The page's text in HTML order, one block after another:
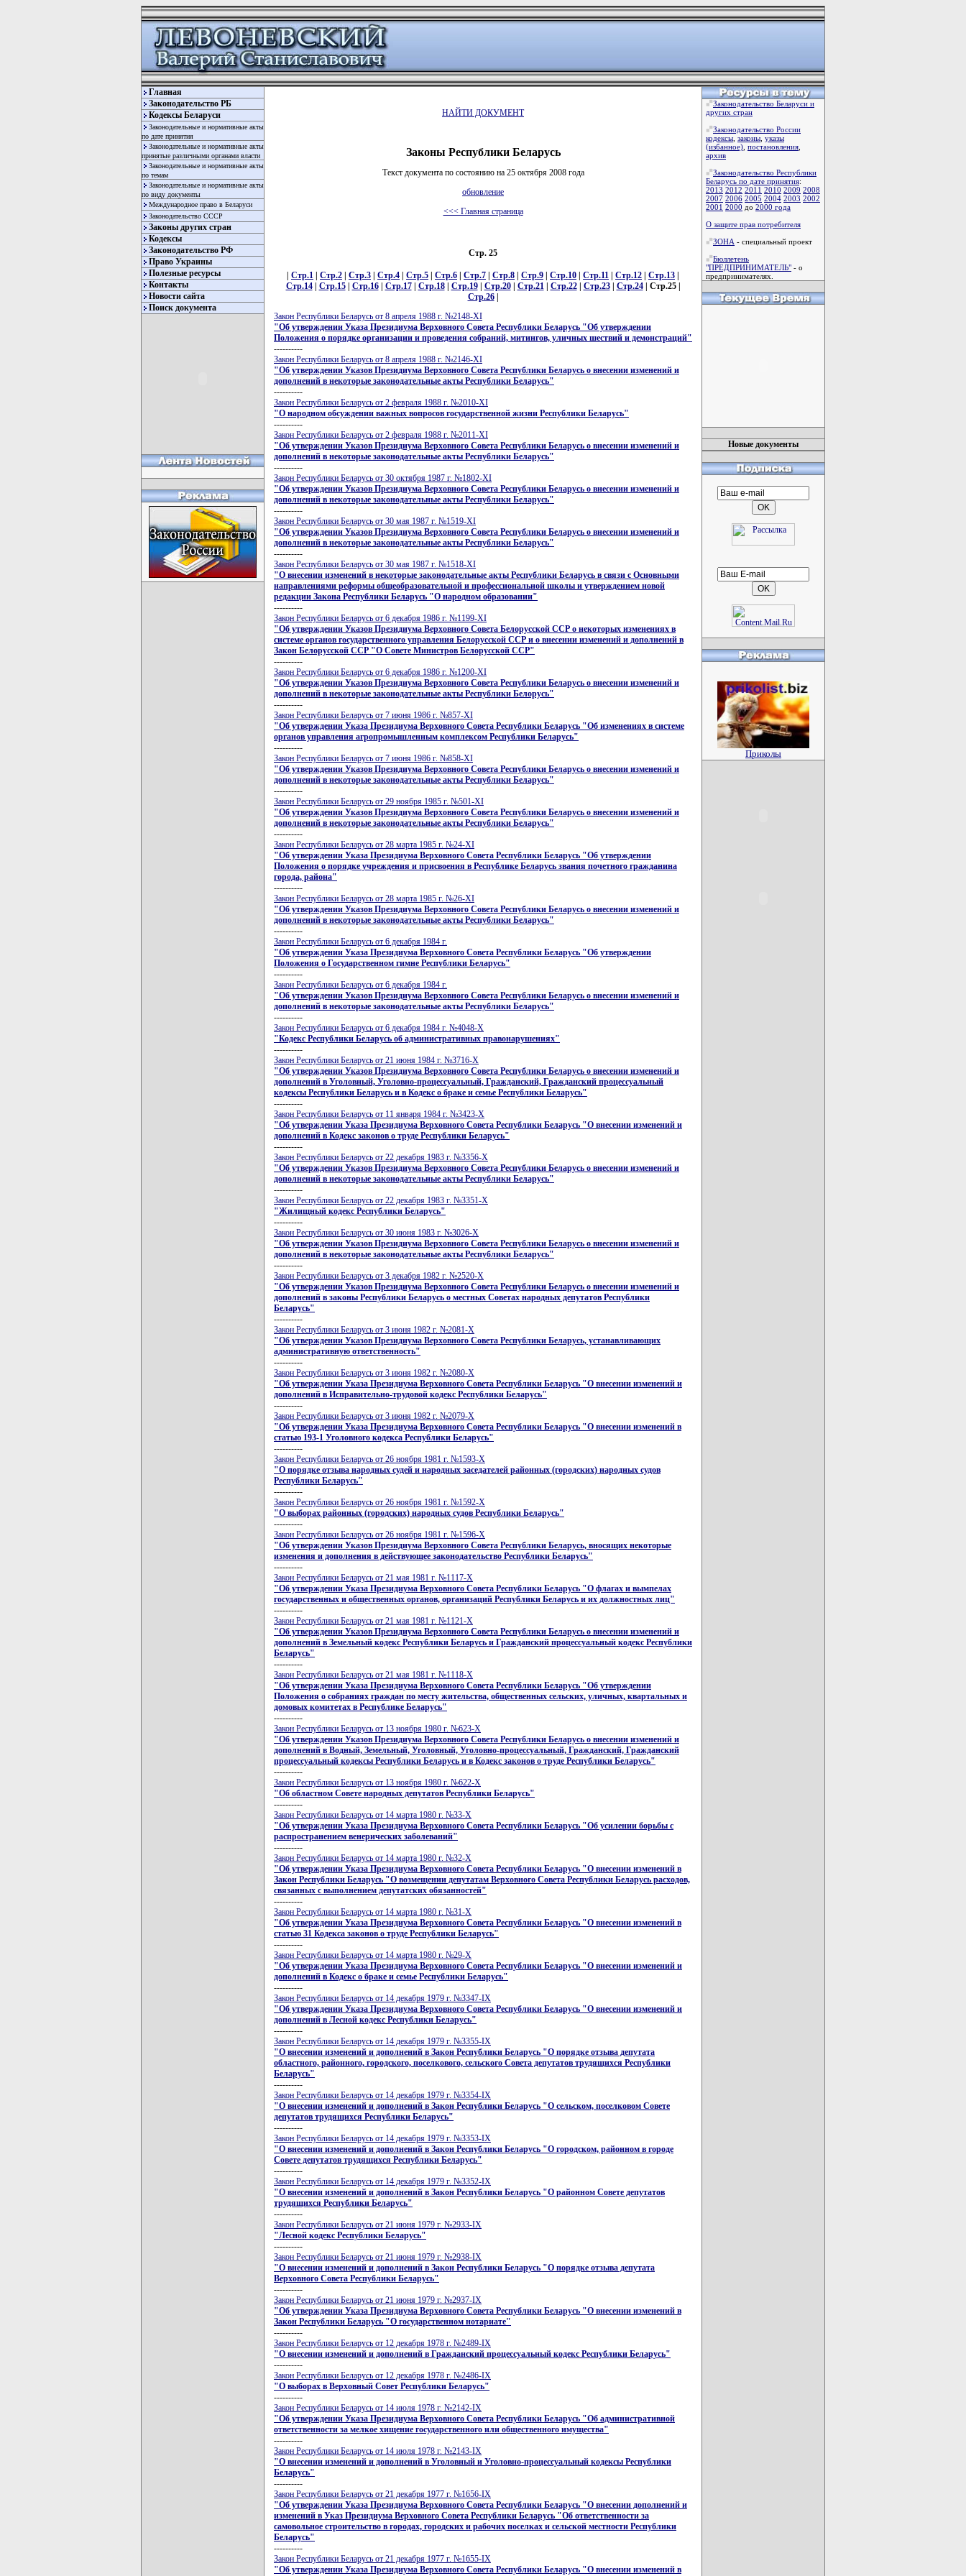
Главная
Законодательство РБ
Кодексы Беларуси
Законодательные и нормативные акты
по дате принятия
Законодательные и нормативные акты
принятые различными органами власти
Законодательные и нормативные акты
по темам
Законодательные и нормативные акты
по виду документы
Международное право в Беларуси
Законодательство СССР
Законы других стран
Кодексы
Законодательство РФ
Право Украины
Полезные ресурсы
Контакты
Новости сайта
Поиск документа
НАЙТИ ДОКУМЕНТ
Законы Республики Беларусь
Текст документа по состоянию на 25 октября 2008 года
обновление
<<< Главная страница
Стр. 25
| Стр.1 | Стр.2 | Стр.3 | Стр.4 | Стр.5 | Стр.6 | Стр.7 | Стр.8 | Стр.9 | Стр.10 | Стр.11 | Стр.12 | Стр.13 |
Стр.14| Стр.15| Стр.16| Стр.17| Стр.18| Стр.19| Стр.20| Стр.21 | Стр.22| Стр.23| Стр.24| Стр.25 |
Стр.26|
Закон Республики Беларусь от 8 апреля 1988 г. №2148-XI
"Об утверждении Указa Президиума Верховного Совета Республики Беларусь "Об утверждении
Положения о порядке организации и проведения собраний, митингов, уличных шествий и демонстраций"
----------
Закон Республики Беларусь от 8 апреля 1988 г. №2146-XI
"Об утверждении Указов Президиума Верховного Совета Республики Беларусь о внесении изменений и
дополнений в некоторые законодательные акты Республики Беларусь"
----------
Закон Республики Беларусь от 2 февраля 1988 г. №2010-XI
"О народном обсуждении важных вопросов государственной жизни Республики Беларусь"
----------
Закон Республики Беларусь от 2 февраля 1988 г. №2011-XI
"Об утверждении Указов Президиума Верховного Совета Республики Беларусь о внесении изменений и
дополнений в некоторые законодательные акты Республики Беларусь"
----------
Закон Республики Беларусь от 30 октября 1987 г. №1802-XI
"Об утверждении Указов Президиума Верховного Совета Республики Беларусь о внесении изменений и
дополнений в некоторые законодательные акты Республики Беларусь"
----------
Закон Республики Беларусь от 30 мая 1987 г. №1519-XI
"Об утверждении Указов Президиума Верховного Совета Республики Беларусь о внесении изменений и
дополнений в некоторые законодательные акты Республики Беларусь"
----------
Закон Республики Беларусь от 30 мая 1987 г. №1518-XI
"О внесении изменений в некоторые законодательные акты Республики Беларусь в связи с Основными
направлениями реформы общеобразовательной и профессиональной школы и утверждением новой
редакции Закона Республики Беларусь "О народном образовании"
----------
Закон Республики Беларусь от 6 декабря 1986 г. №1199-XI
"Об утверждении Указов Президиума Верховного Совета Белорусской ССР о некоторых изменениях в
системе органов государственного управления Белорусской ССР и о внесении изменений и дополнений в
Закон Белорусской ССР "О Совете Министров Белорусской ССР"
----------
Закон Республики Беларусь от 6 декабря 1986 г. №1200-XI
"Об утверждении Указов Президиума Верховного Совета Республики Беларусь о внесении изменений и
дополнений в некоторые законодательные акты Республики Белорусь"
----------
Закон Республики Беларусь от 7 июня 1986 г. №857-XI
"Об утверждении Указа Президиума Верховного Совета Республики Беларусь "Об изменениях в системе
органов управления агропромышленным комплексом Республики Беларусь"
----------
Закон Республики Беларусь от 7 июня 1986 г. №858-XI
"Об утверждении Указов Президиума Верховного Совета Республики Беларусь о внесении изменений и
дополнений в некоторые законодательные акты Республики Беларусь"
----------
Закон Республики Беларусь от 29 ноября 1985 г. №501-XI
"Об утверждении Указов Президиума Верховного Совета Республики Беларусь о внесении изменений и
дополнений в некоторые законодательные акты Республики Беларусь"
----------
Закон Республики Беларусь от 28 марта 1985 г. №24-XI
"Об утверждении Указа Президиума Верховного Совета Республики Беларусь "Об утверждении
Положения о порядке учреждения и присвоения в Республике Беларусь звания почетного гражданина
города, района"
----------
Закон Республики Беларусь от 28 марта 1985 г. №26-XI
"Об утверждении Указов Президиума Верховного Совета Республики Беларусь о внесении изменений и
дополнений в некоторые законодательные акты Республики Беларусь"
----------
Закон Республики Беларусь от 6 декабря 1984 г.
"Об утверждении Указа Президиума Верховного Совета Республики Беларусь "Об утверждении
Положения о Государственном гимне Республики Беларусь"
----------
Закон Республики Беларусь от 6 декабря 1984 г.
"Об утверждении Указов Президиума Верховного Совета Республики Беларусь о внесении изменений и
дополнений в некоторые законодательные акты Республики Беларусь"
----------
Закон Республики Беларусь от 6 декабря 1984 г. №4048-X
"Кодекс Республики Беларусь об административных правонарушениях"
----------
Закон Республики Беларусь от 21 июня 1984 г. №3716-X
"Об утверждении Указов Президиума Верховного Совета Республики Беларусь о внесении изменений и
дополнений в Уголовный, Уголовно-процессуальный, Гражданский, Гражданский процессуальный
кодексы Республики Беларусь и в Кодекс о браке и семье Республики Беларусь"
----------
Закон Республики Беларусь от 11 января 1984 г. №3423-X
"Об утверждении Указа Президиума Верховного Совета Республики Беларусь "О внесении изменений и
дополнений в Кодекс законов о труде Республики Беларусь"
----------
Закон Республики Беларусь от 22 декабря 1983 г. №3356-X
"Об утверждении Указов Президиума Верховного Совета Республики Беларусь о внесении изменений и
дополнений в некоторые законодательные акты Республики Беларусь"
----------
Закон Республики Беларусь от 22 декабря 1983 г. №3351-X
"Жилищный кодекс Республики Беларусь"
----------
Закон Республики Беларусь от 30 июня 1983 г. №3026-X
"Об утверждении Указов Президиума Верховного Совета Республики Беларусь о внесении изменений и
дополнений в некоторые законодательные акты Республики Беларусь"
----------
Закон Республики Беларусь от 3 декабря 1982 г. №2520-X
"Об утверждении Указов Президиума Верховного Совета Республики Беларусь о внесении изменений и
дополнений в законы Республики Беларусь о местных Советах народных депутатов Республики
Беларусь"
----------
Закон Республики Беларусь от 3 июня 1982 г. №2081-X
"Об утверждении Указов Президиума Верховного Совета Республики Беларусь, устанавливающих
административную ответственность"
----------
Закон Республики Беларусь от 3 июня 1982 г. №2080-X
"Об утверждении Указа Президиума Верховного Совета Республики Беларусь "О внесении изменений и
дополнений в Исправительно-трудовой кодекс Республики Беларусь"
----------
Закон Республики Беларусь от 3 июня 1982 г. №2079-X
"Об утверждении Указа Президиума Верховного Совета Республики Беларусь "О внесении изменений в
статью 193-1 Уголовного кодекса Республики Беларусь"
----------
Закон Республики Беларусь от 26 ноября 1981 г. №1593-X
"О порядке отзыва народных судей и народных заседателей районных (городских) народных судов
Республики Беларусь"
----------
Закон Республики Беларусь от 26 ноября 1981 г. №1592-X
"О выборах районных (городских) народных судов Республики Беларусь"
----------
Закон Республики Беларусь от 26 ноября 1981 г. №1596-X
"Об утверждении Указов Президиума Верховного Совета Республики Беларусь, вносящих некоторые
изменения и дополнения в действующее законодательство Республики Беларусь"
----------
Закон Республики Беларусь от 21 мая 1981 г. №1117-X
"Об утверждении Указа Президиума Верховного Совета Республики Беларусь "О флагах и вымпелах
государственных и общественных органов, организаций Республики Беларусь и их должностных лиц"
----------
Закон Республики Беларусь от 21 мая 1981 г. №1121-X
"Об утверждении Указов Президиума Верховного Совета Республики Беларусь о внесении изменений и
дополнений в Земельный кодекс Республики Беларусь и Гражданский процессуальный кодекс Республики
Беларусь"
----------
Закон Республики Беларусь от 21 мая 1981 г. №1118-X
"Об утверждении Указа Президиума Верховного Совета Республики Беларусь "Об утверждении
Положения о собраниях граждан по месту жительства, общественных сельских, уличных, квартальных и
домовых комитетах в Республике Беларусь"
----------
Закон Республики Беларусь от 13 ноября 1980 г. №623-X
"Об утверждении Указов Президиума Верховного Совета Республики Беларусь о внесении изменений и
дополнений в Водный, Земельный, Уголовный, Уголовно-процессуальный, Гражданский, Гражданский
процессуальный кодексы Республики Беларусь и в Кодекс законов о труде Республики Беларусь"
----------
Закон Республики Беларусь от 13 ноября 1980 г. №622-X
"Об областном Совете народных депутатов Республики Беларусь"
----------
Закон Республики Беларусь от 14 марта 1980 г. №33-X
"Об утверждении Указа Президиума Верховного Совета Республики Беларусь "Об усилении борьбы с
распространением венерических заболеваний"
----------
Закон Республики Беларусь от 14 марта 1980 г. №32-X
"Об утверждении Указа Президиума Верховного Совета Республики Беларусь "О внесении изменений в
Закон Республики Беларусь "О возмещении депутатам Верховного Совета Республики Беларусь расходов,
связанных с выполнением депутатских обязанностей"
----------
Закон Республики Беларусь от 14 марта 1980 г. №31-X
"Об утверждении Указа Президиума Верховного Совета Республики Беларусь "О внесении изменений в
статью 31 Кодекса законов о труде Республики Беларусь"
----------
Закон Республики Беларусь от 14 марта 1980 г. №29-X
"Об утверждении Указа Президиума Верховного Совета Республики Беларусь "О внесении изменений и
дополнений в Кодекс о браке и семье Республики Беларусь"
----------
Закон Республики Беларусь от 14 декабря 1979 г. №3347-IX
"Об утверждении Указа Президиума Верховного Совета Республики Беларусь "О внесении изменений и
дополнений в Лесной кодекс Республики Беларусь"
----------
Закон Республики Беларусь от 14 декабря 1979 г. №3355-IX
"О внесении изменений и дополнений в Закон Республики Беларусь "О порядке отзыва депутата
областного, районного, городского, поселкового, сельского Совета депутатов трудящихся Республики
Беларусь"
----------
Закон Республики Беларусь от 14 декабря 1979 г. №3354-IX
"О внесении изменений и дополнений в Закон Республики Беларусь "О сельском, поселковом Совете
депутатов трудящихся Республики Беларусь"
----------
Закон Республики Беларусь от 14 декабря 1979 г. №3353-IX
"О внесении изменений и дополнений в Закон Республики Беларусь "О городском, районном в городе
Совете депутатов трудящихся Республики Беларусь"
----------
Закон Республики Беларусь от 14 декабря 1979 г. №3352-IX
"О внесении изменений и дополнений в Закон Республики Беларусь "О районном Совете депутатов
трудящихся Республики Беларусь"
----------
Закон Республики Беларусь от 21 июня 1979 г. №2933-IX
"Лесной кодекс Республики Беларусь"
----------
Закон Республики Беларусь от 21 июня 1979 г. №2938-IX
"О внесении изменений и дополнений в Закон Республики Беларусь "О порядке отзыва депутата
Верховного Совета Республики Беларусь"
----------
Закон Республики Беларусь от 21 июня 1979 г. №2937-IX
"Об утверждении Указа Президиума Верховного Совета Республики Беларусь "О внесении изменений в
Закон Республики Беларусь "О государственном нотариате"
----------
Закон Республики Беларусь от 12 декабря 1978 г. №2489-IX
"О внесении изменений и дополнений в Гражданский процессуальный кодекс Республики Беларусь"
----------
Закон Республики Беларусь от 12 декабря 1978 г. №2486-IX
"О выборах в Верховный Совет Республики Беларусь"
----------
Закон Республики Беларусь от 14 июля 1978 г. №2142-IX
"Об утверждении Указа Президиума Верховного Совета Республики Беларусь "Об административной
ответственности за мелкое хищение государственного или общественного имущества"
----------
Закон Республики Беларусь от 14 июля 1978 г. №2143-IX
"О внесении изменений и дополнений в Уголовный и Уголовно-процессуальный кодексы Республики
Беларусь"
----------
Закон Республики Беларусь от 21 декабря 1977 г. №1656-IX
"Об утверждении Указа Президиума Верховного Совета Республики Беларусь "О внесении дополнений и
изменений в Указ Президиума Верховного Совета Республики Беларусь "Об ответственности за
самовольное строительство в городах, городских и рабочих поселках и сельской местности Республики
Беларусь"
----------
Закон Республики Беларусь от 21 декабря 1977 г. №1655-IX
"Об утверждении Указа Президиума Верховного Совета Республики Беларусь "О внесении изменений в
Законодательство Беларуси и
других стран
Законодательство России
кодексы законы указы
(избанное) постановления
архив
Законодательство Республики
Беларусь по дате принятия:
2013 2012 2011 2010 2009 2008
2007 2006 2005 2004 2003 2002
2001 2000 до 2000 года
О защите прав потребителя
ЗОНА - специальный проект
Бюллетень
"ПРЕДПРИНИМАТЕЛЬ" - о
предпринимателях.
Новые документы
Приколы